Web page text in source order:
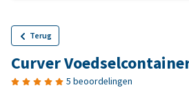
Terug
Curver
5 beoordelingen